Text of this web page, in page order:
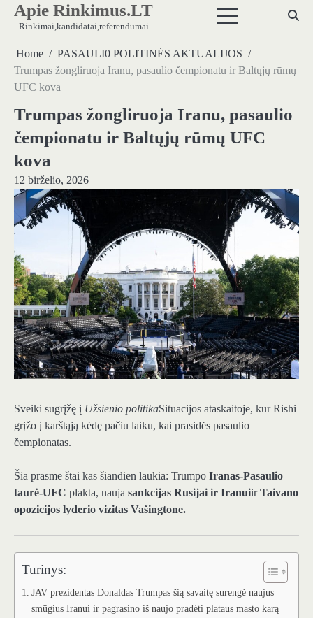
Skip
content
Apie Rinkimus.LT
Rinkimai,kandidatai,referendumai
Home
PASAULI0 POLITINĖS AKTUALIJOS
Trumpas žongliruoja Iranu, pasaulio čempionatu ir Baltųjų rūmų
UFC kova
Trumpas žongliruoja Iranu, pasaulio
čempionatu ir Baltųjų rūmų UFC
kova
12 birželio, 2026
Sveiki sugrįžę į Užsienio politikaSituacijos ataskaitoje, kur Rishi
grįžo į karštąją kėdę pačiu laiku, kai prasidės pasaulio
čempionatas.
Šia prasme štai kas šiandien laukia: Trumpo Iranas-Pasaulio
taurė-UFC plakta, nauja sankcijas Rusijai ir IranuiirTaivano
opozicijos lyderio vizitas Vašingtone.
Turinys:
JAV prezidentas Donaldas Trumpas šią savaitę surengė naujus
smūgius Iranui ir pagrasino iš naujo pradėti plataus masto karą